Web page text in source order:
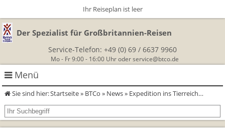
Der Spezialist für Großbritannien-Reisen
Service-Telefon: +49 (0) 69 / 6637 9960
Mo - Fr 9:00 - 16:00 Uhr oder service@btco.de
Menü
Rundreisen Großbritannien
Autorundreisen
Wanderurlaub
Sie sind hier:Startseite» BTCo » News» Expedition ins Tierreich…
Ihr Reiseplan ist leer